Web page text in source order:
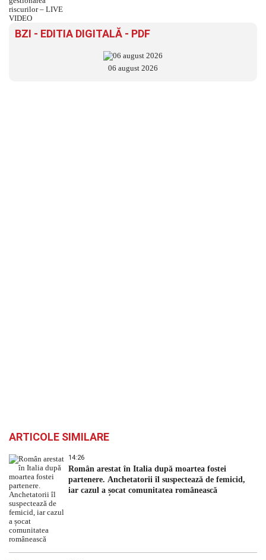
BZI - EDITIA DIGITALĂ - PDF
06 august 2026
ARTICOLE SIMILARE
14:26
Român arestat în Italia după moartea fostei
partenere. Anchetatorii îl suspectează de femicid,
iar cazul a șocat comunitatea românească